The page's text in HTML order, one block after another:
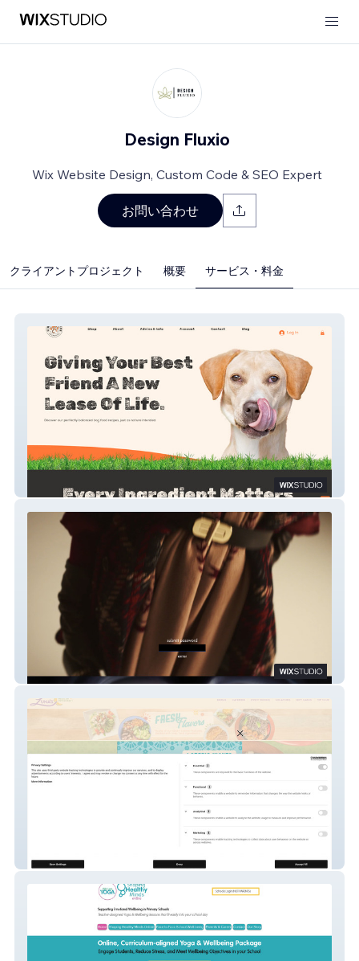
Design Fluxio
Wix Website Design, Custom Code & SEO Expert
お問い合わせ
クライアントプロジェクト 概要 サービス・料金
Circle of Life
Marianne Fay
Lunasmexicanrestaura